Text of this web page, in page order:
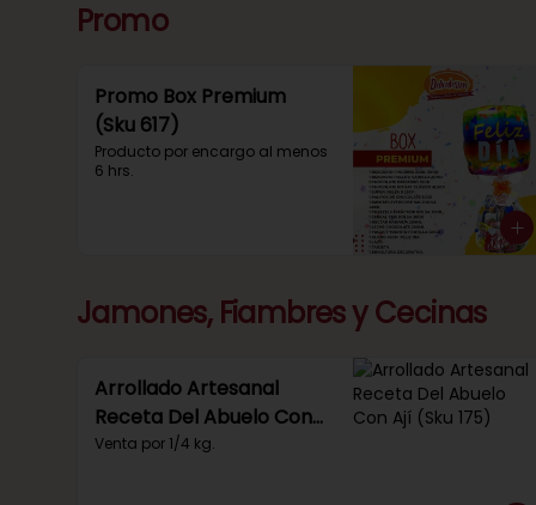
Promo
Promo Box Premium
(Sku 617)
Producto por encargo al menos
6 hrs.
Jamones, Fiambres y Cecinas
Arrollado Artesanal
Receta Del Abuelo Con
Ají (Sku 175)
Venta por 1/4 kg.